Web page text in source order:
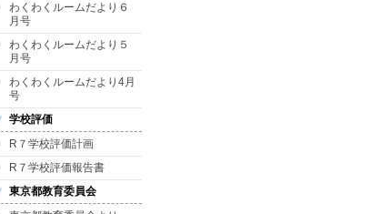
わくわくルームだより６
月号
わくわくルームだより５
月号
わくわくルームだより4月
号
学校評価
R７学校評価計画
R７学校評価報告書
東京都教育委員会